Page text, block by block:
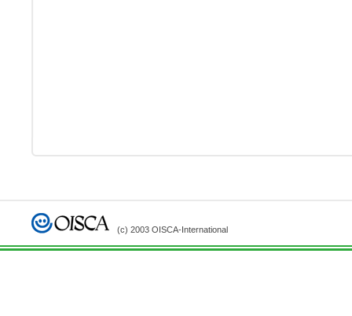
(c) 2003 OISCA-International